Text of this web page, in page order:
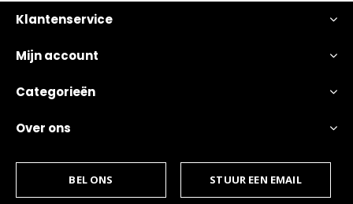
Klantenservice
Mijn account
Categorieën
Over ons
BEL ONS STUUR EEN EMAIL